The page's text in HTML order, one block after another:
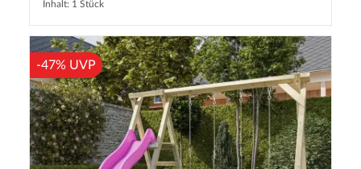
Inhalt: 1 Stück
-47% UVP